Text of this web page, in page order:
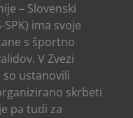
– Slovenski
ima svoje
s športno
V Zvezi
so ustanovili
skrbeti
pa tudi za